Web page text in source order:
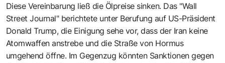
Diese Vereinbarung ließ die Ölpreise sinken. Das "Wall
Street Journal" berichtete unter Berufung auf US-Präsident
Donald Trump, die Einigung sehe vor, dass der Iran keine
Atomwaffen anstrebe und die Straße von Hormus
umgehend öffne. Im Gegenzug könnten Sanktionen gegen